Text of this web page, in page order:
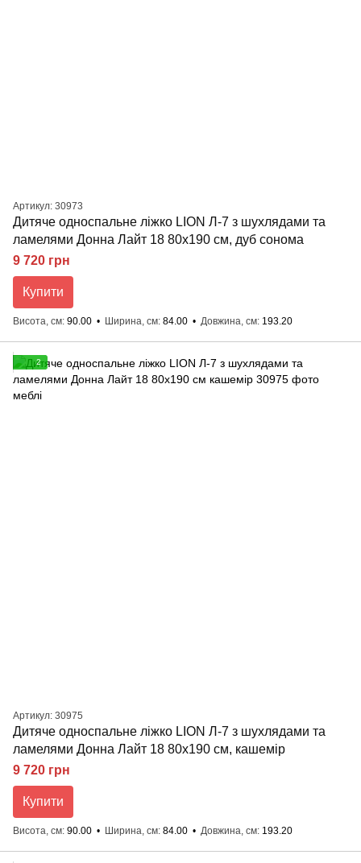
Артикул: 30973
Дитяче односпальне ліжко LION Л-7 з шухлядами та
ламелями Донна Лайт 18 80x190 см, дуб сонома
9 720 грн
Купити
Висота, см 90.00 Ширина, см 84.00 Довжина, см 193.20
2
Артикул: 30975
Дитяче односпальне ліжко LION Л-7 з шухлядами та
ламелями Донна Лайт 18 80x190 см, кашемір
9 720 грн
Купити
Висота, см 90.00 Ширина, см 84.00 Довжина, см 193.20